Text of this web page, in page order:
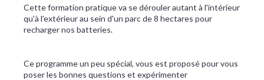
Cette formation pratique va se dérouler autant à l'intérieur
qu'à l'extérieur au sein d'un parc de 8 hectares pour
recharger nos batteries.
Ce programme un peu spécial, vous est proposé pour vous
poser les bonnes questions et expérimenter